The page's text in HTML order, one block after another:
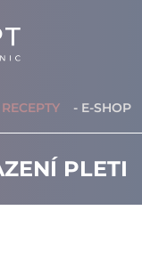
- E-SHOP
PLETI